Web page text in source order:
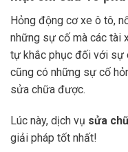
Hỏng động cơ xe ô tô,
những sự cố mà các tài
tự khắc phục đối với sự
cũng có những sự cố
sửa chữa được.
Lúc này, dịch vụ sửa
giải pháp tốt nhất!